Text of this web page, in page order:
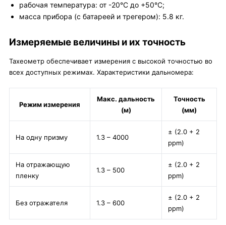
рабочая температура: от -20°C до +50°C;
масса прибора (с батареей и трегером): 5.8 кг.
Измеряемые величины и их точность
Тахеометр обеспечивает измерения с высокой точностью во
всех доступных режимах. Характеристики дальномера:
Режим измерения
Макс. дальность
(м)
Точность
(мм)
На одну призму 1.3 – 4000
± (2.0 + 2
ppm)
На отражающую
пленку
1.3 – 500
± (2.0 + 2
ppm)
Без отражателя 1.3 – 600
± (2.0 + 2
ppm)